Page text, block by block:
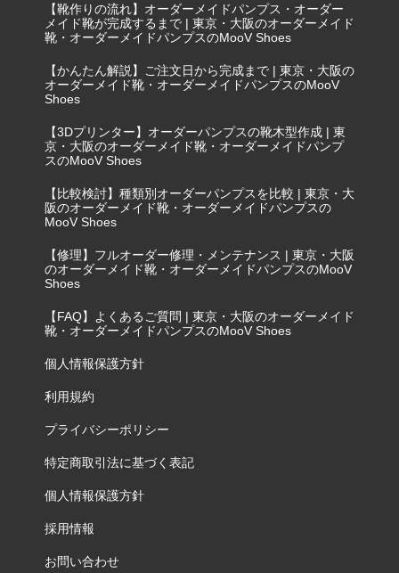
【靴作りの流れ】オーダーメイドパンプス・オーダー
メイド靴が完成するまで | 東京・大阪のオーダーメイド
靴・オーダーメイドパンプスのMooV Shoes
【かんたん解説】ご注文日から完成まで | 東京・大阪の
オーダーメイド靴・オーダーメイドパンプスのMooV
Shoes
【3Dプリンター】オーダーパンプスの靴木型作成 | 東
京・大阪のオーダーメイド靴・オーダーメイドパンプ
スのMooV Shoes
【比較検討】種類別オーダーパンプスを比較 | 東京・大
阪のオーダーメイド靴・オーダーメイドパンプスの
MooV Shoes
【修理】フルオーダー修理・メンテナンス | 東京・大阪
のオーダーメイド靴・オーダーメイドパンプスのMooV
Shoes
【FAQ】よくあるご質問 | 東京・大阪のオーダーメイド
靴・オーダーメイドパンプスのMooV Shoes
個人情報保護方針
利用規約
プライバシーポリシー
特定商取引法に基づく表記
個人情報保護方針
採用情報
お問い合わせ